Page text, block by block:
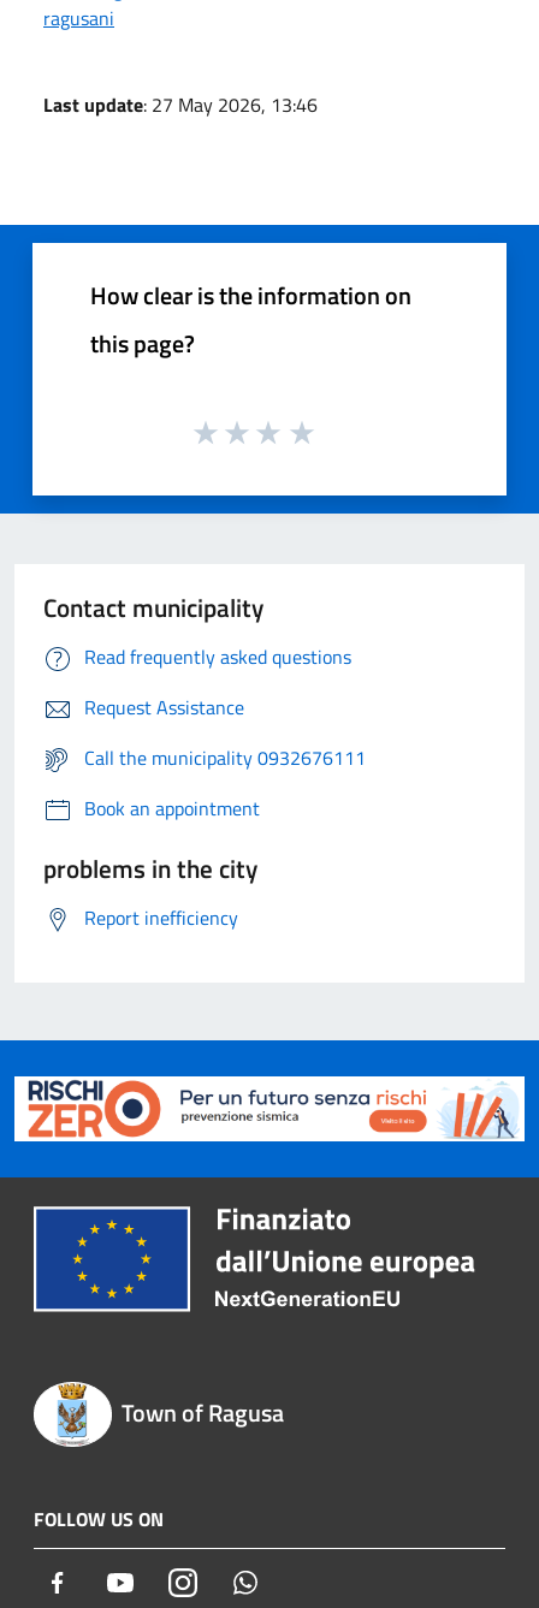
ragusani
Last update: 27 May 2026, 13:46
How clear is the information on
this page?
Contact municipality
Read frequently asked questions
Request Assistance
Call the municipality 0932676111
Book an appointment
problems in the city
Report inefficiency
Town of Ragusa
FOLLOW US ON
Facebook YoutubeInstagram